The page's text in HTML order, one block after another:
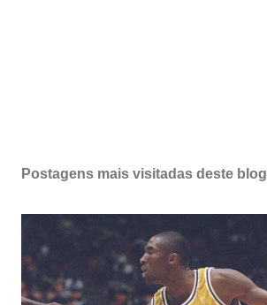
Postagens mais visitadas deste blog